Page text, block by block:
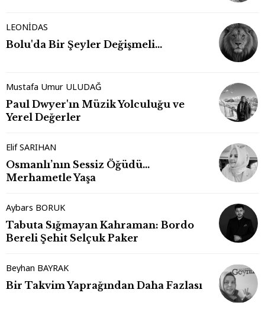
LEONİDAS
Bolu'da Bir Şeyler Değişmeli…
Mustafa Umur ULUDAĞ
Paul Dwyer'ın Müzik Yolculuğu ve
Yerel Değerler
Elif SARIHAN
Osmanlı’nın Sessiz Öğüdü…
Merhametle Yaşa
Aybars BORUK
Tabuta Sığmayan Kahraman: Bordo
Bereli Şehit Selçuk Paker
Beyhan BAYRAK
Bir Takvim Yaprağından Daha Fazlası